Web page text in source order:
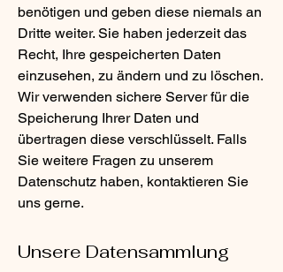
benötigen und geben diese niemals an
Dritte weiter. Sie haben jederzeit das
Recht, Ihre gespeicherten Daten
einzusehen, zu ändern und zu löschen.
Wir verwenden sichere Server für die
Speicherung Ihrer Daten und
übertragen diese verschlüsselt. Falls
Sie weitere Fragen zu unserem
Datenschutz haben, kontaktieren Sie
uns gerne.
Unsere Datensammlung